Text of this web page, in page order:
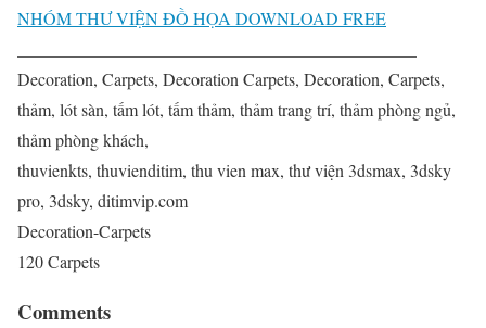
NHÓM THƯ VIỆN ĐỒ HỌA DOWNLOAD FREE
Decoration, Carpets, Decoration Carpets, Decoration, Carpets,
thảm, lót sàn, tấm lót, tấm thảm, thảm trang trí, thảm phòng ngủ,
thảm phòng khách,
thuvienkts, thuvienditim, thu vien max, thư viện 3dsmax, 3dsky
pro, 3dsky, ditimvip.com
Decoration-Carpets
120 Carpets
Comments